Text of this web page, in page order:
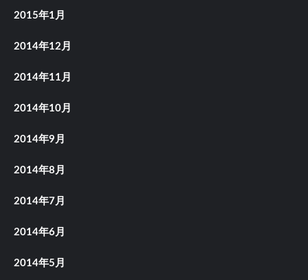
2015年1月
2014年12月
2014年11月
2014年10月
2014年9月
2014年8月
2014年7月
2014年6月
2014年5月